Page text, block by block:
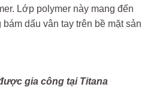
Lớp polymer này mang đến
dấu vân tay trên bề mặt sản
gia công tại Titana